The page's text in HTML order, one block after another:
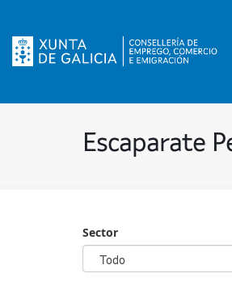
Escaparate
Sector
Todo
Sector